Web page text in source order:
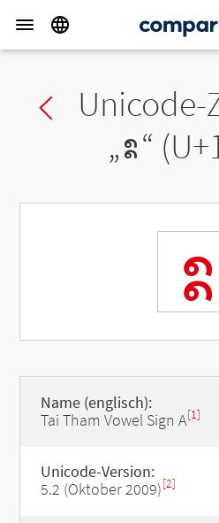
Previous char
Unicode-
„ᩡ“
ᩡ
Name (englisch):
Tai Tham Vowel Sign A[1]
Unicode-Version:
5.2 (Oktober 2009)[2]